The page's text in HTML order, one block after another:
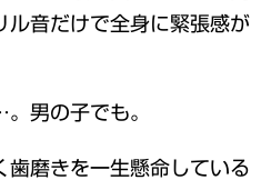
ル音だけで全身に緊張感が
男の子でも。
歯磨きを一生懸命している